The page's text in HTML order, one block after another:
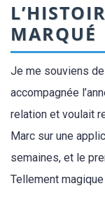
MARQUÉ
Je me souviens de
accompagnée
relation et voulait
Marc sur une
semaines, et le
Tellement